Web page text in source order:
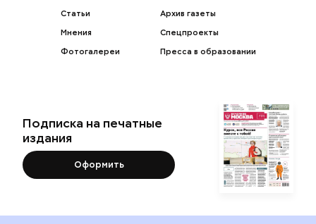
Статьи
Мнения
Фотогалереи
Архив газеты
Спецпроекты
Пресса в образовании
Подписка на печатные
издания
Оформить